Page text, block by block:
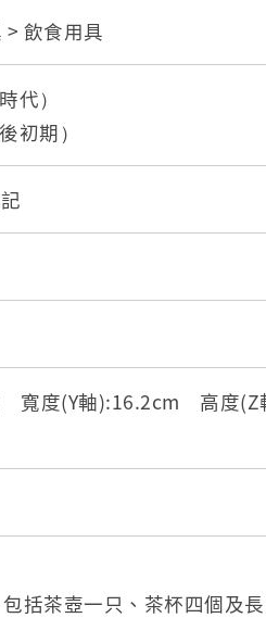
飲食用具
代）
初期）
寬度(Y軸):16.2cm 高度
括茶壺一只、茶杯四個及